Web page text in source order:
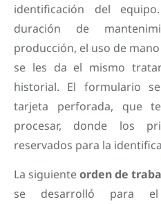
identificación del
duración de
producción, el uso de
se les da el mismo
historial. El formulario
tarjeta perforada, que
procesar, donde los
reservados para la
La siguienteorden de
se desarrolló para